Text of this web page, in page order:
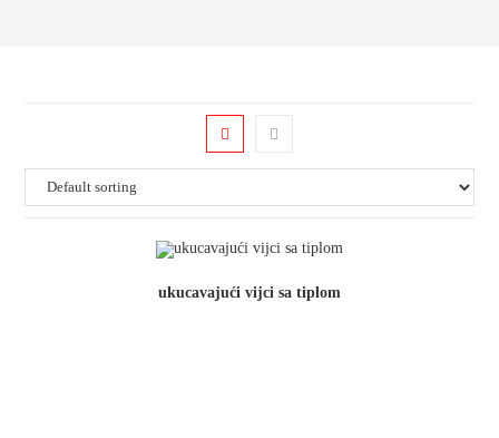
ukucavajući vijci sa tiplom